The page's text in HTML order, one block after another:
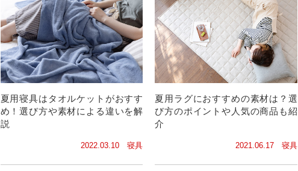
夏用寝具はタオルケットがおすす
め！選び方や素材による違いを解
説
2022.03.10 寝具
夏用ラグにおすすめの素材は？選
び方のポイントや人気の商品も紹
介
2021.06.17 寝具